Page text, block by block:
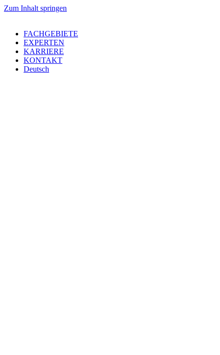
Zum Inhalt springen
FACHGEBIETE
EXPERTEN
KARRIERE
KONTAKT
Deutsch